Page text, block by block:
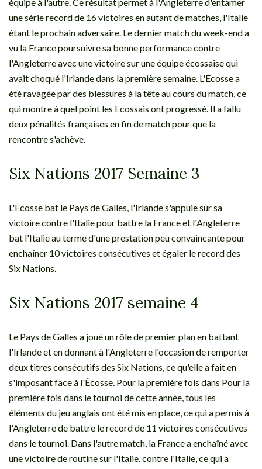
une série record de 16 victoires en autant de matches, l'Italie
étant le prochain adversaire. Le dernier match du week-end a
vu la France poursuivre sa bonne performance contre
l'Angleterre avec une victoire sur une équipe écossaise qui
avait choqué l'Irlande dans la première semaine. L'Ecosse a
été ravagée par des blessures à la tête au cours du match, ce
qui montre à quel point les Ecossais ont progressé. Il a fallu
deux pénalités françaises en fin de match pour que la
rencontre s'achève.
Six Nations 2017 Semaine 3
L'Ecosse bat le Pays de Galles, l'Irlande s'appuie sur sa
victoire contre l'Italie pour battre la France et l'Angleterre
bat l'Italie au terme d'une prestation peu convaincante pour
enchaîner 10 victoires consécutives et égaler le record des
Six Nations.
Six Nations 2017 semaine 4
Le Pays de Galles a joué un rôle de premier plan en battant
l'Irlande et en donnant à l'Angleterre l'occasion de remporter
deux titres consécutifs des Six Nations, ce qu'elle a fait en
s'imposant face à l'Écosse. Pour la première fois dans Pour la
première fois dans le tournoi de cette année, tous les
éléments du jeu anglais ont été mis en place, ce qui a permis à
l'Angleterre de battre le record de 11 victoires consécutives
dans le tournoi. Dans l'autre match, la France a enchaîné avec
une victoire de routine sur l'Italie. contre l'Italie, ce qui a